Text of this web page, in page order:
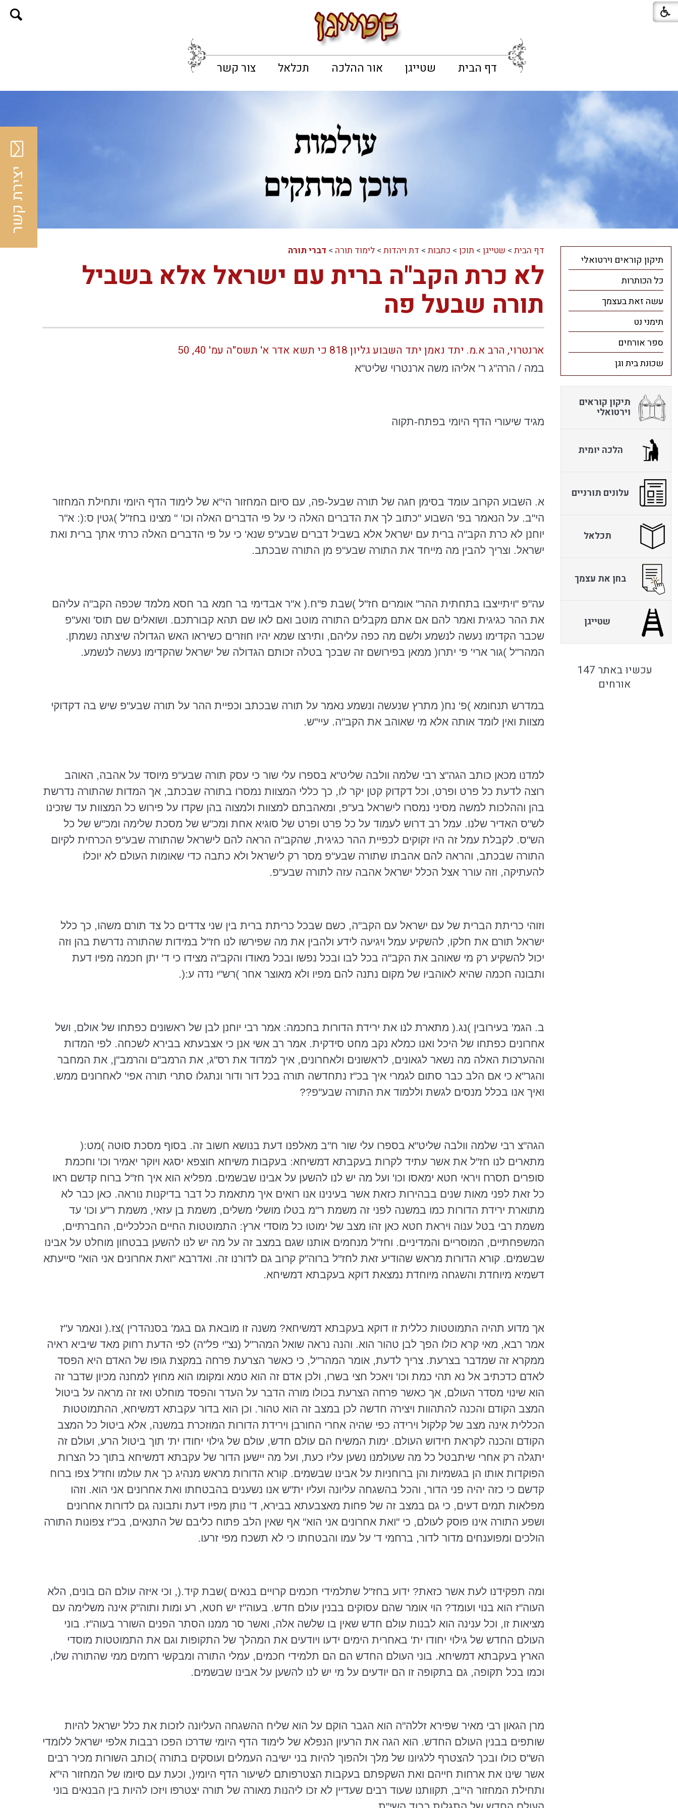
דף הבית שטייגן אור ההלכה תכלאל צור קשר
דף הבית> שטייגן> תוכן> כתבות> דת ויהדות> לימוד תורה > דברי תורה
לא כרת הקב"ה ברית עם ישראל אלא בשביל
תורה שבעל פה
ארנטרוי, הרב א.מ. יתד נאמן יתד השבוע גליון 818 כי תשא אדר א' תשס"ה עמ' 40, 50
במה / הרה"ג ר' אליהו משה ארנטרוי שליט"א
מגיד שיעורי הדף היומי בפתח-תקוה
א. השבוע הקרוב עומד בסימן חגה של תורה שבעל-פה, עם סיום המחזור הי"א של לימוד הדף היומי ותחילת המחזור
הי"ב. על הנאמר בפ' השבוע "כתוב לך את הדברים האלה כי על פי הדברים האלה וכו' " מצינו בחז"ל )גטין ס:(: א"ר
יוחנן לא כרת הקב"ה ברית עם ישראל אלא בשביל דברים שבע"פ שנא' כי על פי הדברים האלה כרתי אתך ברית ואת
ישראל. וצריך להבין מה מייחד את התורה שבע"פ מן התורה שבכתב.
עה"פ "ויתייצבו בתחתית ההר" אומרים חז"ל )שבת פ"ח.( א"ר אבדימי בר חמא בר חסא מלמד שכפה הקב"ה עליהם
את ההר כגיגית ואמר להם אם אתם מקבלים התורה מוטב ואם לאו שם תהא קבורתכם. ושואלים שם תוס' ואע"פ
שכבר הקדימו נעשה לנשמע ולשם מה כפה עליהם, ותירצו שמא יהיו חוזרים כשיראו האש הגדולה שיצתה נשמתן.
המהר"ל)גור ארי' פ' יתרו( ממאן בפירושם זה שבכך בטלה זכותם הגדולה של ישראל שהקדימו נעשה לנשמע.
במדרש תנחומא )פ' נח( מתרץ שנעשה ונשמע נאמר על תורה שבכתב וכפיית ההר על תורה שבע"פ שיש בה דקדוקי
מצוות ואין לומד אותה אלא מי שאוהב את הקב"ה. עיי"ש.
למדנו מכאן כותב הגה"צרבי שלמה וולבה שליט"א בספרו עלי שור כי עסק תורה שבע"פ מיוסד על אהבה, האוהב
רוצה לדעת כל פרט ופרט, וכל דקדוק קטן יקר לו, כך כללי המצוות נמסרו בתורה שבכתב, אך המדות שהתורה נדרשת
בהן וההלכות למשה מסיני נמסרו לישראל בע"פ, ומאהבתם למצוות ולמצוה בהן שקדו על פירוש כל המצוות עד שזכינו
לש"ס האדיר שלנו. עמל רב דרוש לעמוד על כל פרט ופרט של סוגיא אחת ומכ"ששל מסכת שלימה ומכ"ששל כל
הש"ס. לקבלת עמל זה היו זקוקים לכפיית ההר כגיגית, שהקב"ה הראה להם לישראל שהתורה שבע"פ הכרחית לקיום
התורה שבכתב, והראה להם אהבתו שתורה שבע"פ מסר רק לישראל ולא כתבה כדי שאומות העולם לא יוכלו
להעתיקה, וזה עורר אצל הכלל ישראל אהבה עזה לתורה שבע"פ.
וזוהי כריתת הברית של עם ישראל עם הקב"ה, כשם שבכל כריתת ברית בין שני צדדים כל צד תורם משהו, כך כלל
ישראל תורם את חלקו, להשקיע עמל ויגיעה לידע ולהבין את מה שפירשו לנו חז"ל במידות שהתורה נדרשת בהן וזה
יכול להשקיע רק מי שאוהב את הקב"ה בכל לבו ובכל נפשו ובכל מאודו והקב"ה מצידו כי ד' יתן חכמה מפיו דעת
ותבונה חכמה שהיא לאוהביו של מקום נתנה להם מפיו ולא מאוצר אחר )רש"י נדה ע:(.
ב. הגמ' בעירובין )נג.( מתארת לנו את ירידת הדורות בחכמה: אמר רבי יוחנן לבן של ראשונים כפתחו של אולם, ושל
אחרונים כפתחו של היכל ואנו כמלא נקב מחט סידקית. אמר רב אשי אנן כי אצבעתא בבירא לשכחה. לפי המדות
וההערכות האלה מה נשאר לגאונים, לראשונים ולאחרונים, איך למדוד את רס"ג, את הרמב"ם והרמב"ן, את המחבר
והגר"א כי אם הלב כבר סתום לגמרי איך בכ"ז נתחדשה תורה בכל דור ודור ונתגלו סתרי תורה אפי' לאחרונים ממש.
ואיך אנו בכלל מנסים לגשת וללמוד את התורה שבע"פ??
הגה"צרבי שלמה וולבה שליט"א בספרו עלי שור ח"ב מאלפנו דעת בנושא חשוב זה. בסוף מסכת סוטה )מט:(
מתארים לנו חז"ל את אשר עתיד לקרות בעקבתא דמשיחא: בעקבות משיחא חוצפא יסגא ויוקר יאמיר וכו' וחכמת
סופרים תסרח ויראי חטא ימאסו וכו' ועל מה יש לנו להשען על אבינו שבשמים. מפליא הוא איך חז"ל ברוח קדשם ראו
כל זאת לפני מאות שנים בבהירות כזאת אשר בעינינו אנו רואים איך מתאמת כל דבר בדיקנות נוראה. כאן כבר לא
מתוארת ירידת הדורות כמו במשנה לפני זה משמת ר"מ בטלו מושלי משלים, משמת בן עזאי, משמת ר"ע וכו' עד
משמת רבי בטל ענוה ויראת חטא כאן זהו מצב של ימוטו כל מוסדי ארץ: התמוטטות החיים הכלכליים, החברתיים,
המשפחתיים, המוסריים והמדיניים. וחז"ל מנחמים אותנו שגם במצב זה על מה יש לנו להשען בבטחון מוחלט על אבינו
שבשמים. קורא הדורות מראש שהודיע זאת לחז"ל ברוה"ק קרוב גם לדורנו זה. ואדרבא "ואת אחרונים אני הוא" סייעתא
דשמיא מיוחדת והשגחה מיוחדת נמצאת דוקא בעקבתא דמשיחא.
אך מדוע תהיה התמוטטות כללית זו דוקא בעקבתא דמשיחא? משנה זו מובאת גם בגמ' בסנהדרין )צז.( ונאמר ע"ז
אמר רבא, מאי קרא כולו הפך לבן טהור הוא. והנה נראה שואל המהר"ל(נצ"י פל"ה) לפי הדעת רחוק מאד שיביא ראיה
ממקרא זה שמדבר בצרעת. צריך לדעת, אומר המהר"ל, כי כאשר הצרעת פרחה במקצת גופו של האדם היא הפסד
לאדם כדכתיב אל נא תהי כמת וכו' ויאכל חצי בשרו, ולכן אדם זה הוא טמא ומקומו הוא מחוץ למחנה מכיון שדבר זה
הוא שינוי מסדר העולם, אך כאשר פרחה הצרעת בכולו מורה הדבר על העדר והפסד מוחלט ואז זה מראה על ביטול
המצב הקודם והכנה להתהוות ויצירה חדשה לכן במצב זה הוא טהור. וכן הוא בדור עקבתא דמשיחא, ההתמוטטות
הכללית אינה מצב של קלקול וירידה כפי שהיה אחרי החורבן וירידת הדורות המוזכרת במשנה, אלא ביטול כל המצב
הקודם והכנה לקראת חידוש העולם. ימות המשיח הם עולם חדש, עולם של גילוי יחודו ית' תוך ביטול הרע, ועולם זה
יתגלה רק אחרי שיתבטל כל מה שעולמנו נשען עליו כעת, ועל מה יישען הדור של עקבתא דמשיחא בתוך כל הצרות
הפוקדות אותו הן בגשמיות והן ברוחניות על אבינו שבשמים. קורא הדורות מראש מנהיג כך את עולמו וחז"ל צפו ברוח
קדשם כי כזה יהיה פני הדור, והכל בהשגחה עליונה ועליו ית"שאנו נשענים בהבטחתו ואת אחרונים אני הוא. וזהו
מפלאות תמים דעים, כי גם במצב זה של פחות מאצבעתא בבירא, ד' נותן מפיו דעת ותבונה גם לדורות אחרונים
ושפע התורה אינו פוסק לעולם, כי "ואת אחרונים אני הוא" אף שאין הלב פתוח כליבם של התנאים, בכ"ז צפונות התורה
הולכים ומפוענחים מדור לדור, ברחמי ד' על עמו והבטחתו כי לא תשכח מפי זרעו.
ומה תפקידנו לעת אשר כזאת? ידוע בחז"ל שתלמידי חכמים קרויים בנאים )שבת קיד.(, וכי איזה עולם הם בונים, הלא
העוה"ז הוא בנוי ועומד? הוי אומר שהם עסוקים בבנין עולם חדש. בעוה"ז יש חטא, רע ומות ותוה"ק אינה משלימה עם
מציאות זו, וכל ענינה הוא לבנות עולם חדש שאין בו שלשה אלה, ואשר סר ממנו הסתר הפנים השורר בעוה"ז. בוני
העולם החדש של גילוי יחודו ית' באחרית הימים ידעו ויודעים את המהלך של התקופות וגם את התמוטטות מוסדי
הארץ בעקבתא דמשיחא. בוני העולם החדש הם הם תלמידי חכמים, עמלי התורה ומבקשי רחמים ממי שהתורה שלו,
וכמו בכל תקופה, גם בתקופה זו הם יודעים על מי יש לנו להשען על אבינו שבשמים.
מרן הגאון רבי מאיר שפירא זללה"ה הוא הגבר הוקם על הוא שליח ההשגחה העליונה לזכות את כלל ישראל להיות
שותפים בבנין העולם החדש. הוא הגה את הרעיון הנפלא של לימוד הדף היומי שדרכו הפכו רבבות אלפי ישראל ללומדי
הש"ס כולו ובכך להצטרף ללגיונו של מלך ולהפוך להיות בני ישיבה העמלים ועוסקים בתורה )כותב השורות מכיר רבים
אשר שינו את ארחות חייהם ואת השקפתם בעקבות הצטרפותם לשיעור הדף היומי(, וכעת עם סיומו של המחזור הי"א
ותחילת המחזור הי"ב, תקוותנו שעוד רבים שעדיין לא זכו ליהנות מאורה של תורה יצטרפו ויזכו להיות בין הבנאים בוני
תיקון קוראים וירטואלי
כל הכותרות
עשה זאת בעצמך
תימני נט
ספר אורחים
שכונת בית וגן
תיקון קוראים
וירטואלי
הלכה יומית
עלונים תורניים
תכלאל
בחן את עצמך
שטייגן
עכשיו באתר 147
אורחים
יצירת קשר